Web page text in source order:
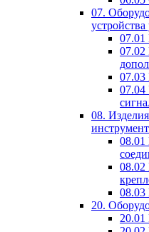
07.
07.01
07.02
07.03
07.04
08.
08.01
08.02
20.